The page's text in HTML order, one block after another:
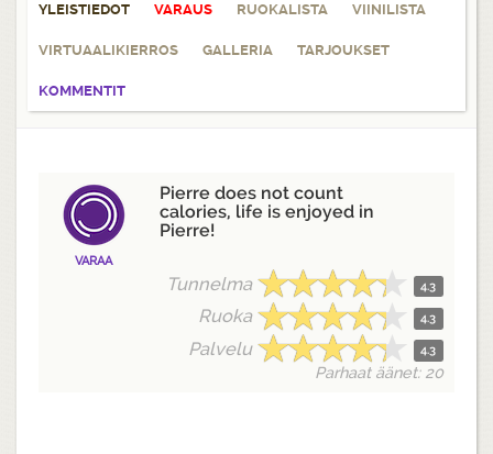
YLEISTIEDOT VARAUS RUOKALISTA VIINILISTA
VIRTUAALIKIERROS GALLERIA TARJOUKSET
KOMMENTIT
VARAA
Pierre does not count
calories, life is enjoyed in
Pierre!
Tunnelma 4.3
Ruoka 4.3
Palvelu 4.3
Parhaat äänet: 20